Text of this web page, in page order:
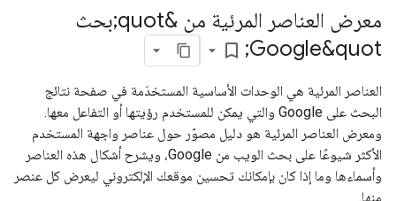
معرض العناصر المرئية من &quot;بحث
Google&quot;
bookmark_border
العناصر المرئية هي الوحدات الأساسية المستخدَمة في صفحة نتائج
البحث على Google والتي يمكن للمستخدم رؤيتها أو التفاعل معها.
ومعرض العناصر المرئية هو دليل مصوّر حول عناصر واجهة المستخدم
الأكثر شيوعًا على بحث الويب من Google، ويشرح أشكال هذه العناصر
وأسماءها وما إذا كان بإمكانك تحسين موقعك الإلكتروني ليعرض كل عنصر
منها.